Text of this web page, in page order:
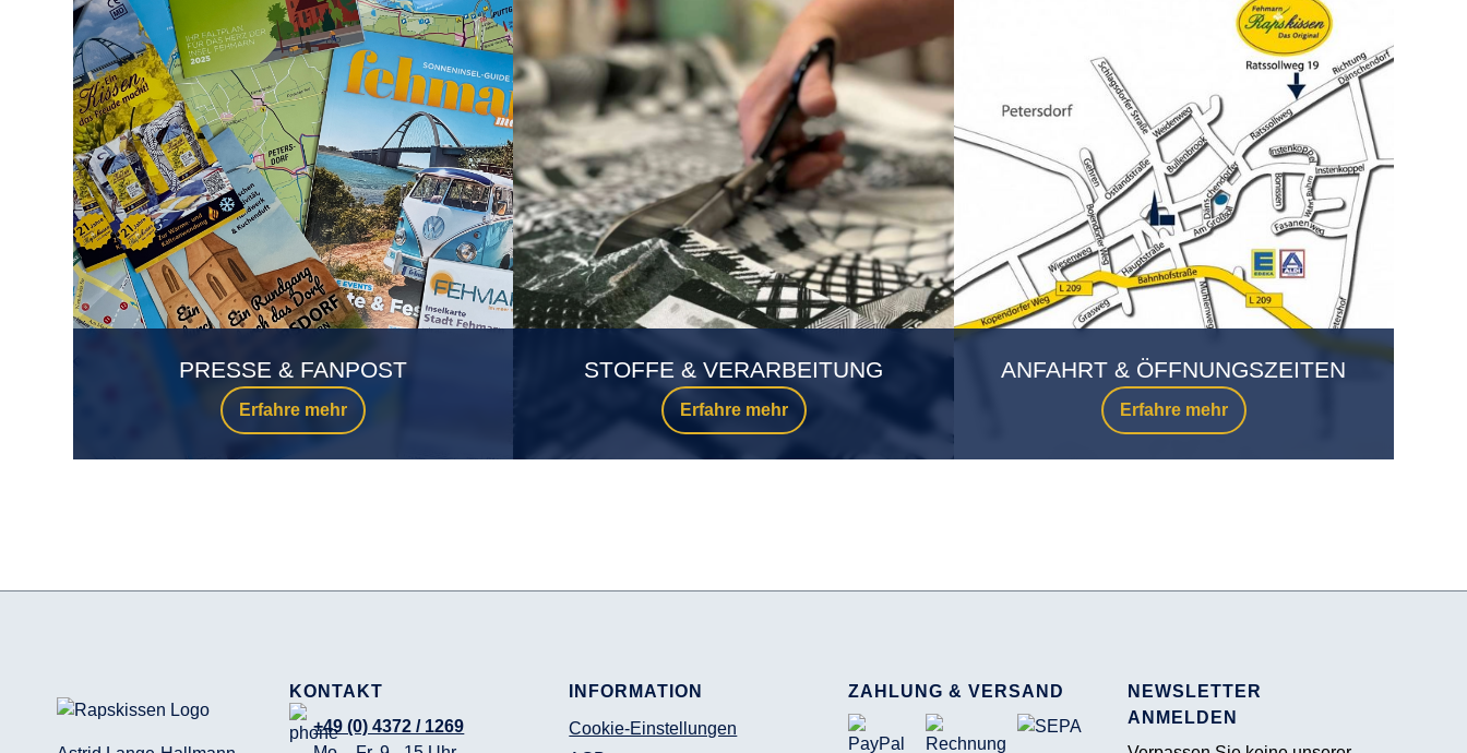
Erfahre mehr
PRESSE & FANPOST
Erfahre mehr
STOFFE & VERARBEITUNG
Erfahre mehr
ANFAHRT & ÖFFNUNGSZEITEN
KONTAKT
+49 (0) 4372 / 1269
INFORMATION
Cookie-Einstellungen
ZAHLUNG & VERSAND
NEWSLETTER
ANMELDEN